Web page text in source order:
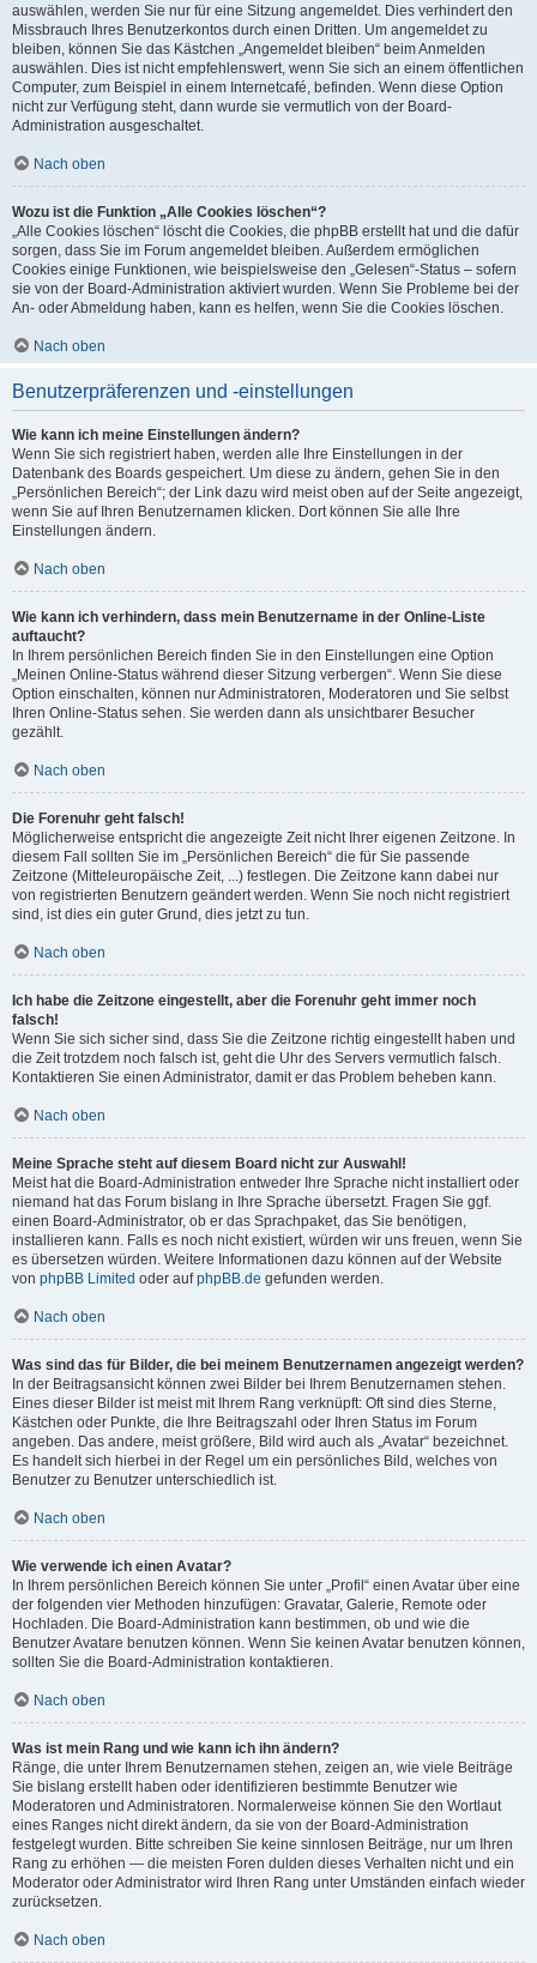
auswählen, werden Sie nur für eine Sitzung angemeldet. Dies verhindert den
Missbrauch Ihres Benutzerkontos durch einen Dritten. Um angemeldet zu
bleiben, können Sie das Kästchen „Angemeldet bleiben“ beim Anmelden
auswählen. Dies ist nicht empfehlenswert, wenn Sie sich an einem öffentlichen
Computer, zum Beispiel in einem Internetcafé, befinden. Wenn diese Option
nicht zur Verfügung steht, dann wurde sie vermutlich von der Board-
Administration ausgeschaltet.
Nach oben
Wozu ist die Funktion „Alle Cookies löschen“?
„Alle Cookies löschen“ löscht die Cookies, die phpBB erstellt hat und die dafür
sorgen, dass Sie im Forum angemeldet bleiben. Außerdem ermöglichen
Cookies einige Funktionen, wie beispielsweise den „Gelesen“-Status – sofern
sie von der Board-Administration aktiviert wurden. Wenn Sie Probleme bei der
An- oder Abmeldung haben, kann es helfen, wenn Sie die Cookies löschen.
Nach oben
Benutzerpräferenzen und -einstellungen
Wie kann ich meine Einstellungen ändern?
Wenn Sie sich registriert haben, werden alle Ihre Einstellungen in der
Datenbank des Boards gespeichert. Um diese zu ändern, gehen Sie in den
„Persönlichen Bereich“; der Link dazu wird meist oben auf der Seite angezeigt,
wenn Sie auf Ihren Benutzernamen klicken. Dort können Sie alle Ihre
Einstellungen ändern.
Nach oben
Wie kann ich verhindern, dass mein Benutzername in der Online-Liste
auftaucht?
In Ihrem persönlichen Bereich finden Sie in den Einstellungen eine Option
„Meinen Online-Status während dieser Sitzung verbergen“. Wenn Sie diese
Option einschalten, können nur Administratoren, Moderatoren und Sie selbst
Ihren Online-Status sehen. Sie werden dann als unsichtbarer Besucher
gezählt.
Nach oben
Die Forenuhr geht falsch!
Möglicherweise entspricht die angezeigte Zeit nicht Ihrer eigenen Zeitzone. In
diesem Fall sollten Sie im „Persönlichen Bereich“ die für Sie passende
Zeitzone (Mitteleuropäische Zeit, ...) festlegen. Die Zeitzone kann dabei nur
von registrierten Benutzern geändert werden. Wenn Sie noch nicht registriert
sind, ist dies ein guter Grund, dies jetzt zu tun.
Nach oben
Ich habe die Zeitzone eingestellt, aber die Forenuhr geht immer noch
falsch!
Wenn Sie sich sicher sind, dass Sie die Zeitzone richtig eingestellt haben und
die Zeit trotzdem noch falsch ist, geht die Uhr des Servers vermutlich falsch.
Kontaktieren Sie einen Administrator, damit er das Problem beheben kann.
Nach oben
Meine Sprache steht auf diesem Board nicht zur Auswahl!
Meist hat die Board-Administration entweder Ihre Sprache nicht installiert oder
niemand hat das Forum bislang in Ihre Sprache übersetzt. Fragen Sie ggf.
einen Board-Administrator, ob er das Sprachpaket, das Sie benötigen,
installieren kann. Falls es noch nicht existiert, würden wir uns freuen, wenn Sie
es übersetzen würden. Weitere Informationen dazu können auf der Website
von phpBB Limited oder aufphpBB.de gefunden werden.
Nach oben
Was sind das für Bilder, die bei meinem Benutzernamen angezeigt werden?
In der Beitragsansicht können zwei Bilder bei Ihrem Benutzernamen stehen.
Eines dieser Bilder ist meist mit Ihrem Rang verknüpft: Oft sind dies Sterne,
Kästchen oder Punkte, die Ihre Beitragszahl oder Ihren Status im Forum
angeben. Das andere, meist größere, Bild wird auch als „Avatar“ bezeichnet.
Es handelt sich hierbei in der Regel um ein persönliches Bild, welches von
Benutzer zu Benutzer unterschiedlich ist.
Nach oben
Wie verwende ich einen Avatar?
In Ihrem persönlichen Bereich können Sie unter „Profil“ einen Avatar über eine
der folgenden vier Methoden hinzufügen: Gravatar, Galerie, Remote oder
Hochladen. Die Board-Administration kann bestimmen, ob und wie die
Benutzer Avatare benutzen können. Wenn Sie keinen Avatar benutzen können,
sollten Sie die Board-Administration kontaktieren.
Nach oben
Was ist mein Rang und wie kann ich ihn ändern?
Ränge, die unter Ihrem Benutzernamen stehen, zeigen an, wie viele Beiträge
Sie bislang erstellt haben oder identifizieren bestimmte Benutzer wie
Moderatoren und Administratoren. Normalerweise können Sie den Wortlaut
eines Ranges nicht direkt ändern, da sie von der Board-Administration
festgelegt wurden. Bitte schreiben Sie keine sinnlosen Beiträge, nur um Ihren
Rang zu erhöhen — die meisten Foren dulden dieses Verhalten nicht und ein
Moderator oder Administrator wird Ihren Rang unter Umständen einfach wieder
zurücksetzen.
Nach oben